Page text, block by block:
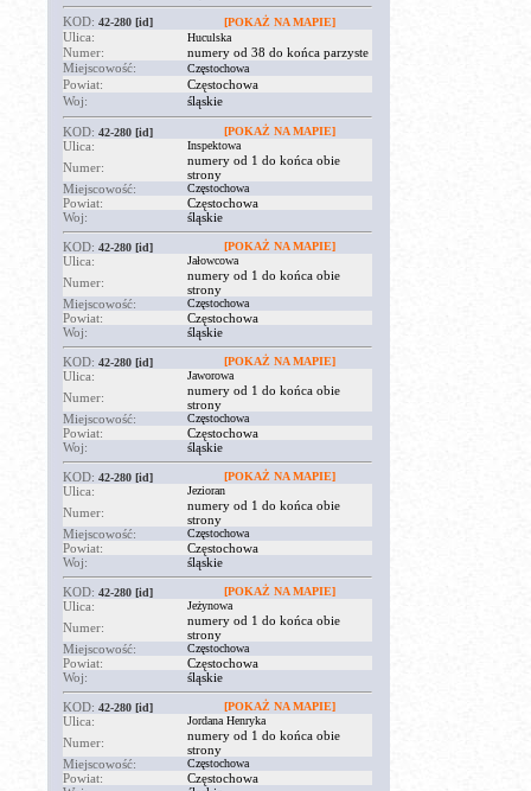
KOD: 42-280 [id] [POKAŻ NA MAPIE]
Ulica: Huculska
Numer:
numery od 38 do końca parzyste
Miejscowość:
Częstochowa
Powiat:
Częstochowa
Woj:
śląskie
KOD: 42-280 [id] [POKAŻ NA MAPIE]
Ulica: Inspektowa
Numer:
numery od 1 do końca obie
strony
Miejscowość:
Częstochowa
Powiat:
Częstochowa
Woj:
śląskie
KOD: 42-280 [id] [POKAŻ NA MAPIE]
Ulica: Jałowcowa
Numer:
numery od 1 do końca obie
strony
Miejscowość:
Częstochowa
Powiat:
Częstochowa
Woj:
śląskie
KOD: 42-280 [id] [POKAŻ NA MAPIE]
Ulica: Jaworowa
Numer:
numery od 1 do końca obie
strony
Miejscowość:
Częstochowa
Powiat:
Częstochowa
Woj:
śląskie
KOD: 42-280 [id] [POKAŻ NA MAPIE]
Ulica: Jezioran
Numer:
numery od 1 do końca obie
strony
Miejscowość:
Częstochowa
Powiat:
Częstochowa
Woj:
śląskie
KOD: 42-280 [id] [POKAŻ NA MAPIE]
Ulica: Jeżynowa
Numer:
numery od 1 do końca obie
strony
Miejscowość:
Częstochowa
Powiat:
Częstochowa
Woj:
śląskie
KOD: 42-280 [id] [POKAŻ NA MAPIE]
Ulica: Jordana Henryka
Numer:
numery od 1 do końca obie
strony
Miejscowość:
Częstochowa
Powiat:
Częstochowa